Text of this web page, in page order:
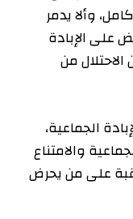
وألا يدمر
على الإبادة
من
الجماعية،
والامتناع
على من يحرض